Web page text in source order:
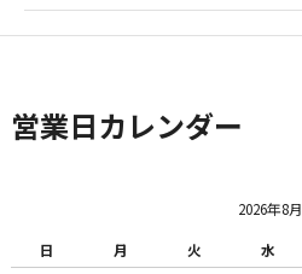
営業日カレンダー
2026年8月
日
月 火 水